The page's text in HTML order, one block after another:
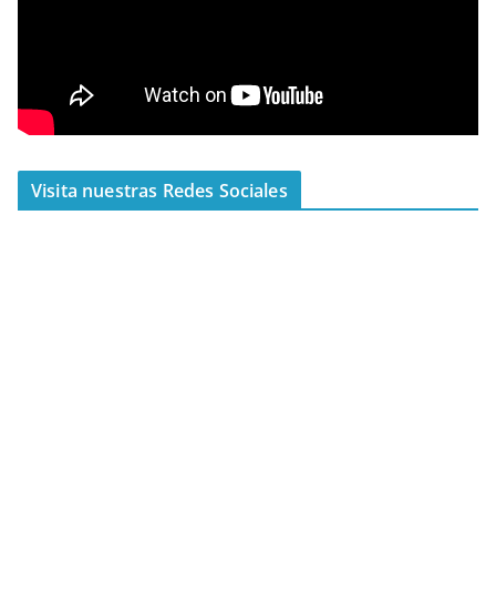
Visita nuestras Redes Sociales